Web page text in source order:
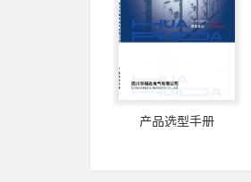
产品选型手册